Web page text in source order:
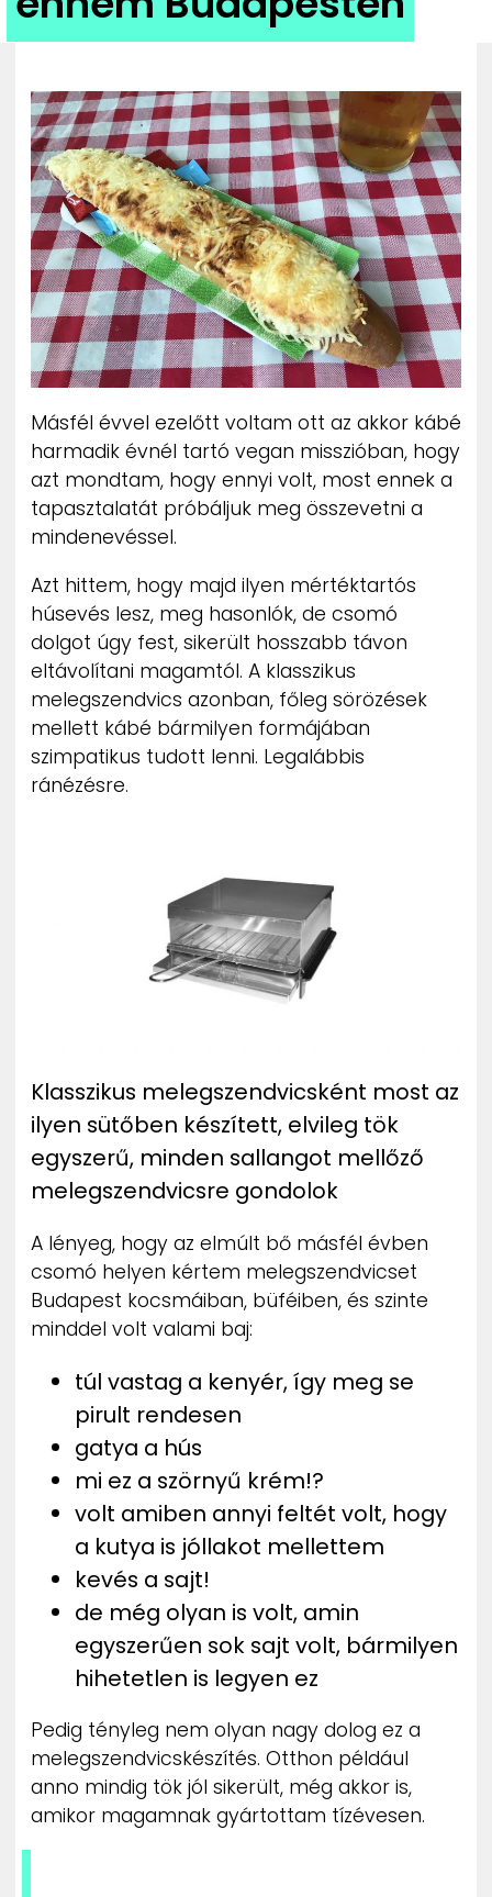
ZENE
IMPRESSZUM
PR-ARCHÍVUM
ADATKEZELÉSI TÁJÉKOZTATÓ
Másfél évvel ezelőtt voltam ott az akkor kábé
harmadik évnél tartó vegan misszióban, hogy
azt mondtam, hogy ennyi volt, most ennek a
tapasztalatát próbáljuk meg összevetni a
mindenevéssel.
Azt hittem, hogy majd ilyen mértéktartós
húsevés lesz, meg hasonlók, de csomó
dolgot úgy fest, sikerült hosszabb távon
eltávolítani magamtól. A klasszikus
melegszendvics azonban, főleg sörözések
mellett kábé bármilyen formájában
szimpatikus tudott lenni. Legalábbis
ránézésre.
Klasszikus melegszendvicsként most az
ilyen sütőben készített, elvileg tök
egyszerű, minden sallangot mellőző
melegszendvicsre gondolok
A lényeg, hogy az elmúlt bő másfél évben
csomó helyen kértem melegszendvicset
Budapest kocsmáiban, büféiben, és szinte
minddel volt valami baj:
túl vastag a kenyér, így meg se
pirult rendesen
gatya a hús
mi ez a szörnyű krém!?
volt amiben annyi feltét volt, hogy
a kutya is jóllakot mellettem
kevés a sajt!
de még olyan is volt, amin
egyszerűen sok sajt volt, bármilyen
hihetetlen is legyen ez
Pedig tényleg nem olyan nagy dolog ez a
melegszendvicskészítés. Otthon például
anno mindig tök jól sikerült, még akkor is,
amikor magamnak gyártottam tízévesen.